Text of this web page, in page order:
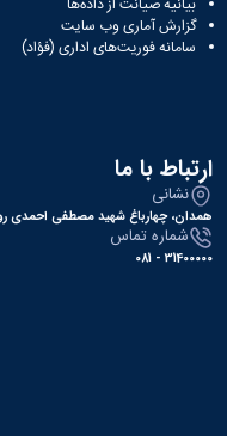
گزارش آماری وب‌ سایت
سامانه فوریت‌های اداری (فؤاد)
ارتباط با ما
نشانی
همدان، چهارباغ شهید مصطفی احمدی
شماره تماس
31400000 - 081